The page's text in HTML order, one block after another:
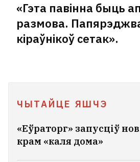
«Гэта павінна быць
размова.
кіраўнікоў сетак».
ЧЫТАЙЦЕ ЯШЧЭ
«Еўраторг» запусціў
крам «каля дома»